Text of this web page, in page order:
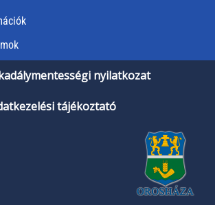
nyilatkozat
tájékoztató